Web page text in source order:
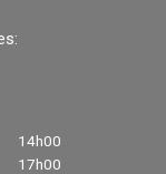
14h00
17h00